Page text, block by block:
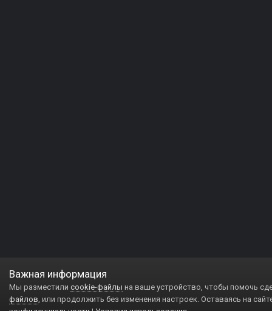
Важная информация
Мы разместили cookie-файлы на ваше устройство, чтобы помочь
файлов, или продолжить без изменения настроек. Оставаясь на